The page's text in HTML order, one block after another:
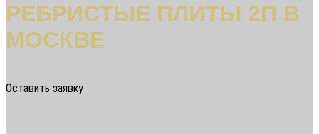
РЕБРИСТЫЕ ПЛИТЫ 2П В
МОСКВЕ
Оставить заявку